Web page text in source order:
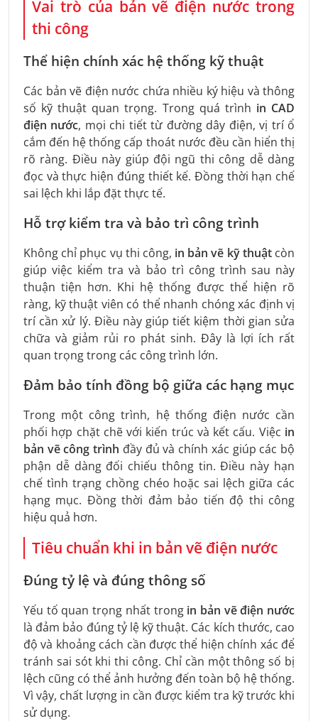
Vai trò của bản vẽ điện nước trong
thi công
Thể hiện chính xác hệ thống kỹ thuật
Các bản vẽ điện nước chứa nhiều ký hiệu và thông
số kỹ thuật quan trọng. Trong quá trình in CAD
điện nước, mọi chi tiết từ đường dây điện, vị trí ổ
cắm đến hệ thống cấp thoát nước đều cần hiển thị
rõ ràng. Điều này giúp đội ngũ thi công dễ dàng
đọc và thực hiện đúng thiết kế. Đồng thời hạn chế
sai lệch khi lắp đặt thực tế.
Hỗ trợ kiểm tra và bảo trì công trình
Không chỉ phục vụ thi công, in bản vẽ kỹ thuậtcòn
giúp việc kiểm tra và bảo trì công trình sau này
thuận tiện hơn. Khi hệ thống được thể hiện rõ
ràng, kỹ thuật viên có thể nhanh chóng xác định vị
trí cần xử lý. Điều này giúp tiết kiệm thời gian sửa
chữa và giảm rủi ro phát sinh. Đây là lợi ích rất
quan trọng trong các công trình lớn.
Đảm bảo tính đồng bộ giữa các hạng mục
Trong một công trình, hệ thống điện nước cần
phối hợp chặt chẽ với kiến trúc và kết cấu. Việc in
bản vẽ công trình đầy đủ và chính xác giúp các bộ
phận dễ dàng đối chiếu thông tin. Điều này hạn
chế tình trạng chồng chéo hoặc sai lệch giữa các
hạng mục. Đồng thời đảm bảo tiến độ thi công
hiệu quả hơn.
Tiêu chuẩn khi in bản vẽ điện nước
Đúng tỷ lệ và đúng thông số
Yếu tố quan trọng nhất trong in bản vẽ điện nước
là đảm bảo đúng tỷ lệ kỹ thuật. Các kích thước, cao
độ và khoảng cách cần được thể hiện chính xác để
tránh sai sót khi thi công. Chỉ cần một thông số bị
lệch cũng có thể ảnh hưởng đến toàn bộ hệ thống.
Vì vậy, chất lượng in cần được kiểm tra kỹ trước khi
sử dụng.